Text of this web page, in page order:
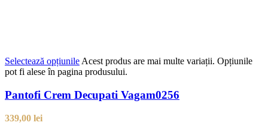
Selectează opțiunileAcest produs are mai multe variații. Opțiunile
pot fi alese în pagina produsului.
Pantofi Crem Decupati Vagam0256
339,00 lei